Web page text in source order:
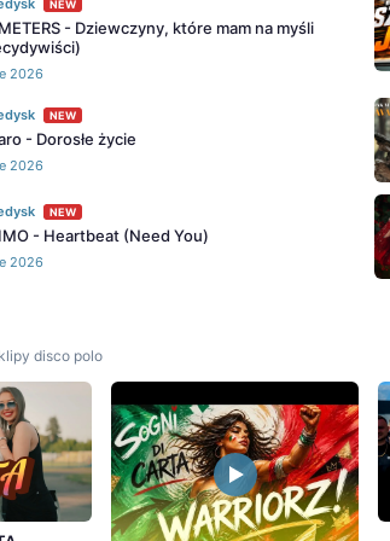
NEW
- Dziewczyny, które mam na myśli
2026
NEW
- Dorosłe życie
2026
NEW
- Heartbeat (Need You)
2026
disco polo